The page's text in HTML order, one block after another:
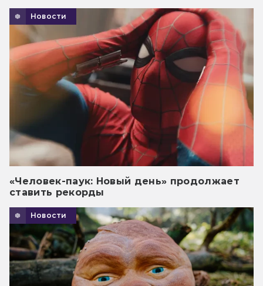
Новости
«Человек-паук: Новый день» продолжает
ставить рекорды
Новости